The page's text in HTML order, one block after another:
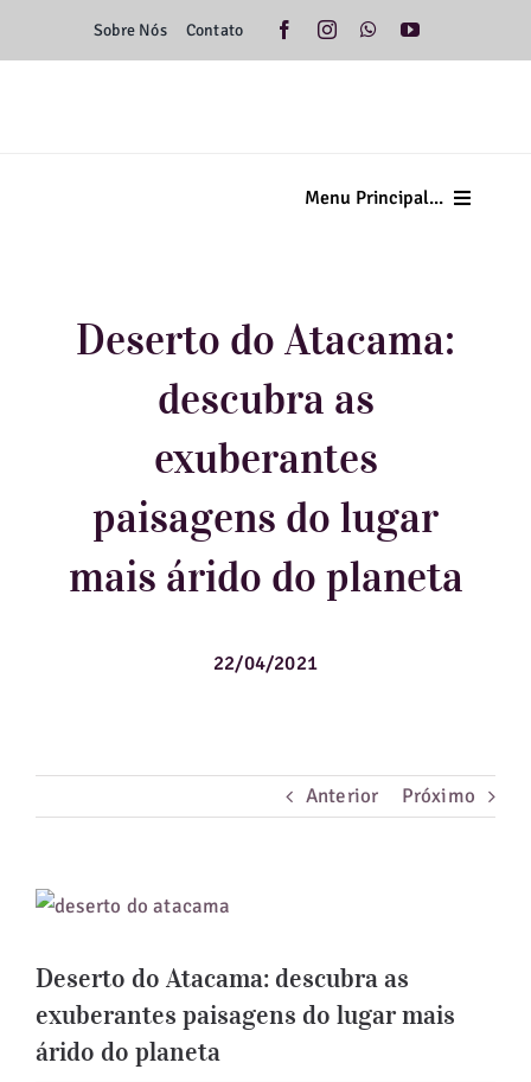
Sobre Nós Contato
Menu Principal...
Minas Gerais
Guias de Viagem
Deserto do Atacama:
descubra as
exuberantes
paisagens do lugar
mais árido do planeta
22/04/2021
Anterior Próximo
View
Image
Deserto do Atacama: descubra as
exuberantes paisagens do lugar mais
árido do planeta